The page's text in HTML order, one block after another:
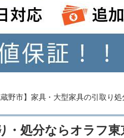
蔵野市】家具・大型家具の引取り
・処分ならオラフ東